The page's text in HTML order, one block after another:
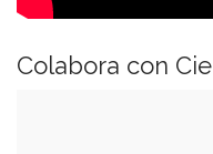
Colabora con